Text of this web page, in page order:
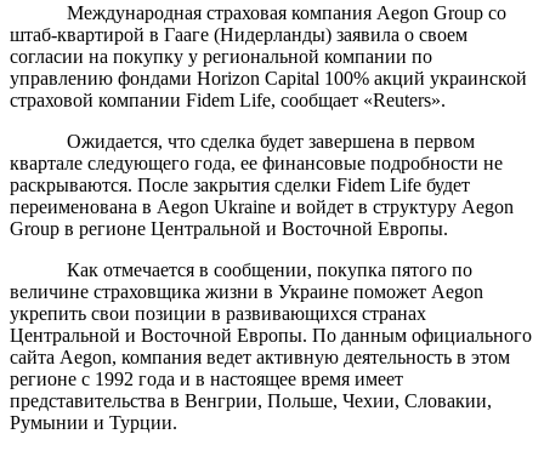
Международная страховая компания Aegon Group со
штаб-квартирой в Гааге (Нидерланды) заявила о своем
согласии на покупку у региональной компании по
управлению фондами Horizon Capital 100% акций украинской
страховой компании Fidem Life, сообщает «Reuters».
Ожидается, что сделка будет завершена в первом
квартале следующего года, ее финансовые подробности не
раскрываются. После закрытия сделки Fidem Life будет
переименована в Aegon Ukraine и войдет в структуру Aegon
Group в регионе Центральной и Восточной Европы.
Как отмечается в сообщении, покупка пятого по
величине страховщика жизни в Украине поможет Aegon
укрепить свои позиции в развивающихся странах
Центральной и Восточной Европы. По данным официального
сайта Aegon, компания ведет активную деятельность в этом
регионе с 1992 года и в настоящее время имеет
представительства в Венгрии, Польше, Чехии, Словакии,
Румынии и Турции.